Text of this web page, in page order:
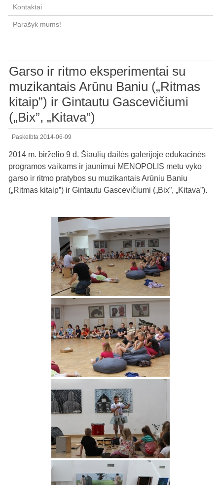
Kontaktai
Parašyk mums!
Garso ir ritmo eksperimentai su
muzikantais Arūnu Baniu („Ritmas
kitaip”) ir Gintautu Gascevičiumi
(„Bix”, „Kitava”)
Paskelbta 2014-06-09
2014 m. birželio 9 d. Šiaulių dailės galerijoje edukacinės
programos vaikams ir jaunimui MENOPOLIS metu vyko
garso ir ritmo pratybos su muzikantais Arūniu Baniu
(„Ritmas kitaip”) ir Gintautu Gascevičiumi („Bix”, „Kitava”).